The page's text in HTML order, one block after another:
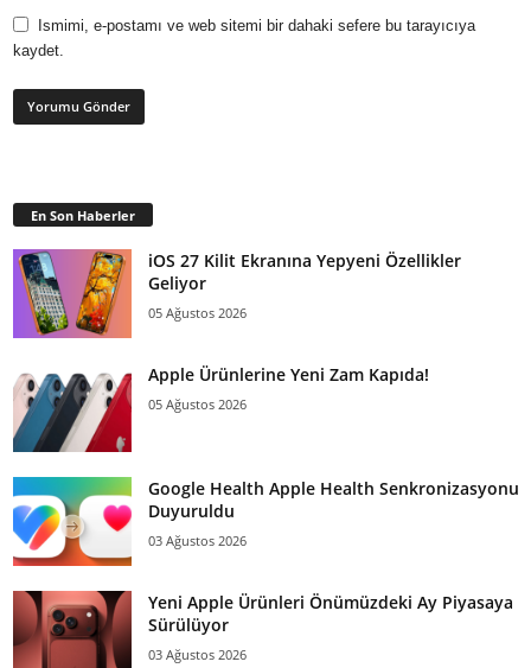
Ismimi, e-postamı ve web sitemi bir dahaki sefere bu tarayıcıya
kaydet.
En Son Haberler
iOS 27 Kilit Ekranına Yepyeni Özellikler
Geliyor
05 Ağustos 2026
Apple Ürünlerine Yeni Zam Kapıda!
05 Ağustos 2026
Google Health Apple Health Senkronizasyonu
Duyuruldu
03 Ağustos 2026
Yeni Apple Ürünleri Önümüzdeki Ay Piyasaya
Sürülüyor
03 Ağustos 2026